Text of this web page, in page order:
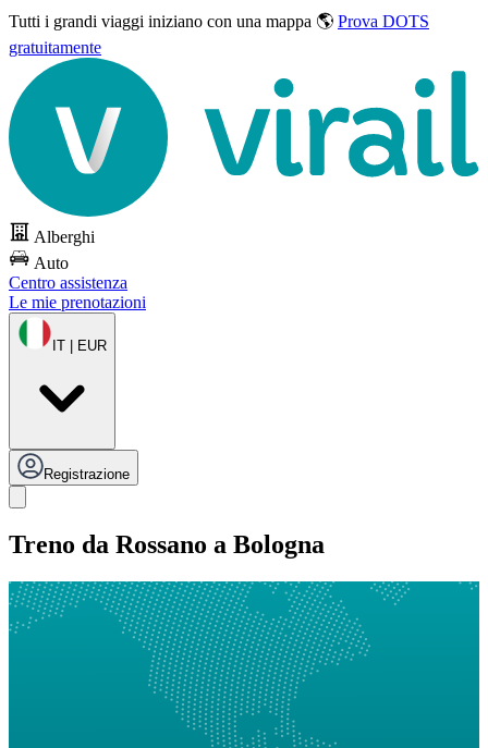
Tutti i grandi viaggi iniziano con una mappa 🌎 Prova DOTS
gratuitamente
Alberghi
Auto
Centro assistenza
Le mie prenotazioni
IT | EUR
Registrazione
Treno da Rossano a Bologna